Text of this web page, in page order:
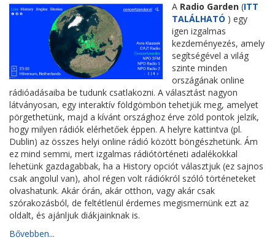
A Radio Garden (ITT
TALÁLHATÓ ) egy
igen izgalmas
kezdeményezés, amely
segítségével a világ
szinte minden
országának online
rádióadásaiba be tudunk csatlakozni. A választást nagyon
látványosan, egy interaktív földgömbön tehetjük meg, amelyet
pörgethetünk, majd a kívánt országhoz érve zöld pontok jelzik,
hogy milyen rádiók elérhetőek éppen. A helyre kattintva (pl.
Dublin) az összes helyi online rádió között böngészhetünk. Ám
ez mind semmi, mert izgalmas rádiótörténeti adalékokkal
lehetünk gazdagabbak, ha a History opciót választjuk (ez sajnos
csak angolul van), ahol régen volt rádiókról szóló történeteket
olvashatunk. Akár órán, akár otthon, vagy akár csak
szórakozásból, de feltétlenül érdemes megismernünk ezt az
oldalt, és ajánljuk diákjainknak is.
Bővebben...